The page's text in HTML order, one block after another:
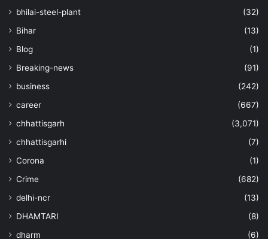
bhilai-steel-plant
(32)
Bihar
(13)
Blog
(1)
Breaking-news
(91)
business
(242)
career
(667)
chhattisgarh
(3,071)
chhattisgarhi
(7)
Corona
(1)
Crime
(682)
delhi-ncr
(13)
DHAMTARI
(8)
dharm
(6)